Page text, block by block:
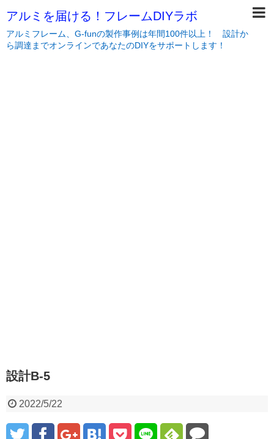
アルミを届ける！フレームDIYラボ
アルミフレーム、G-funの製作事例は年間100件以上！ 設計か
ら調達までオンラインであなたのDIYをサポートします！
設計B-5
2022/5/22